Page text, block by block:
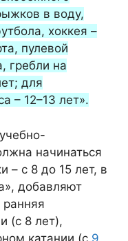
в воду,
хоккея –
пулевой
гребли на
для
– 12–13 лет».
начинаться
– с 8 до 15 лет, в
добавляют
ранняя
(с 8 лет),
катании (с 9